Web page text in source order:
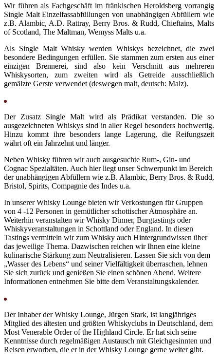
Wir führen als Fachgeschäft im fränkischen Heroldsberg vorrangig
Single Malt Einzelfassabfüllungen von unabhängigen Abfüllern wie
z.B. Alambic, A.D. Rattray, Berry Bros. & Rudd, Chieftains, Malts
of Scotland, The Maltman, Wemyss Malts u.a.
Als Single Malt Whisky werden Whiskys bezeichnet, die zwei
besondere Bedingungen erfüllen. Sie stammen zum ersten aus einer
einzigen Brennerei, sind also kein Verschnitt aus mehreren
Whiskysorten, zum zweiten wird als Getreide ausschließlich
gemälzte Gerste verwendet (deswegen malt, deutsch: Malz).
Der Zusatz Single Malt wird als Prädikat verstanden. Die so
ausgezeichneten Whiskys sind in aller Regel besonders hochwertig.
Hinzu kommt ihre besonders lange Lagerung, die Reifungszeit
währt oft ein Jahrzehnt und länger.
Neben Whisky führen wir auch ausgesuchte Rum-, Gin- und
Cognac Spezialtäten. Auch hier liegt unser Schwerpunkt im Bereich
der unabhängigen Abfüllern wie z.B. Alambic, Berry Bros. & Rudd,
Bristol, Spirits, Compagnie des Indes u.a.
In unserer Whisky Lounge bieten wir Verkostungen für Gruppen
von 4 -12 Personen in gemütlicher schottischer Atmosphäre an.
Weiterhin veranstalten wir Whisky Dinner, Burgtastings oder
Whiskyveranstaltungen in Schottland oder England. In diesen
Tastings vermitteln wir zum Whisky auch Hintergrundwissen über
das jeweilige Thema. Dazwischen reichen wir Ihnen eine kleine
kulinarische Stärkung zum Neutralisieren. Lassen Sie sich von dem
„Wasser des Lebens“ und seiner Vielfältigkeit überraschen, lehnen
Sie sich zurück und genießen Sie einen schönen Abend. Weitere
Informationen entnehmen Sie bitte dem Veranstaltungskalender.
Der Inhaber der Whisky Lounge, Jürgen Stark, ist langjähriges
Mitglied des ältesten und größten Whiskyclubs in Deutschland, dem
Most Venerable Order of the Highland Circle. Er hat sich seine
Kenntnisse durch regelmäßigen Austausch mit Gleichgesinnten und
Reisen erworben, die er in der Whisky Lounge gerne weiter gibt.